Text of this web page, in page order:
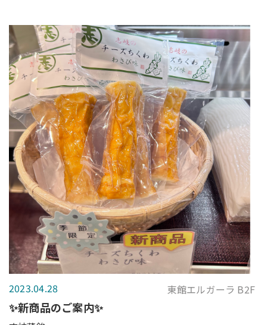
2023.04.28 東館エルガーラ B2F
✨新商品のご案内✨